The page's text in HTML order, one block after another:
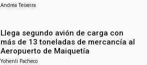
Andrea Teixeira
Llega segundo avión de carga con
más de 13 toneladas de mercancía al
Aeropuerto de Maiquetía
Yohenli Pacheco